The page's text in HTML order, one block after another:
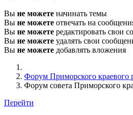
Вы не можете начинать темы
Вы не можете отвечать на
Вы не можете редактировать свои
Вы не можете удалять свои
Вы не можете добавлять вложения
Форум Приморского краевого
Форум совета Приморского
Перейти